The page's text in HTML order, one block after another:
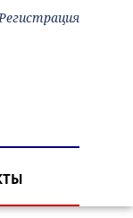
Регистрация